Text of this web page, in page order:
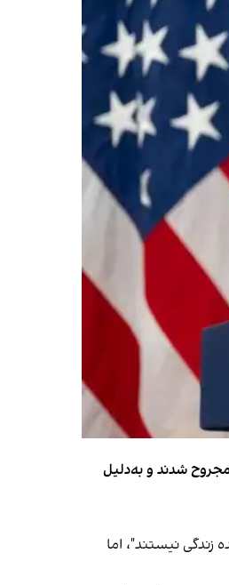
در روز شنبه مجروح شدند و به‌دلیل
زندگی نیستند"، اما